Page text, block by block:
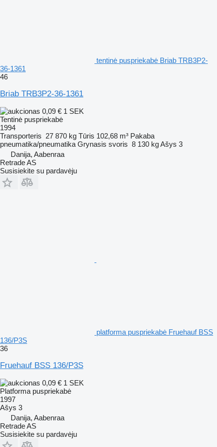
tentinė puspriekabė Briab TRB3P2-
36-1361
46
Briab TRB3P2-36-1361
0,09 € 1 SEK
Tentinė puspriekabė
1994
Transporteris 27 870 kg Tūris 102,68 m³ Pakaba
pneumatika/pneumatika Grynasis svoris 8 130 kgAšys 3
Danija, Aabenraa
Retrade AS
Susisiekite su pardavėju
platforma puspriekabė Fruehauf BSS
136/P3S
36
Fruehauf BSS 136/P3S
0,09 € 1 SEK
Platforma puspriekabė
1997
Ašys 3
Danija, Aabenraa
Retrade AS
Susisiekite su pardavėju